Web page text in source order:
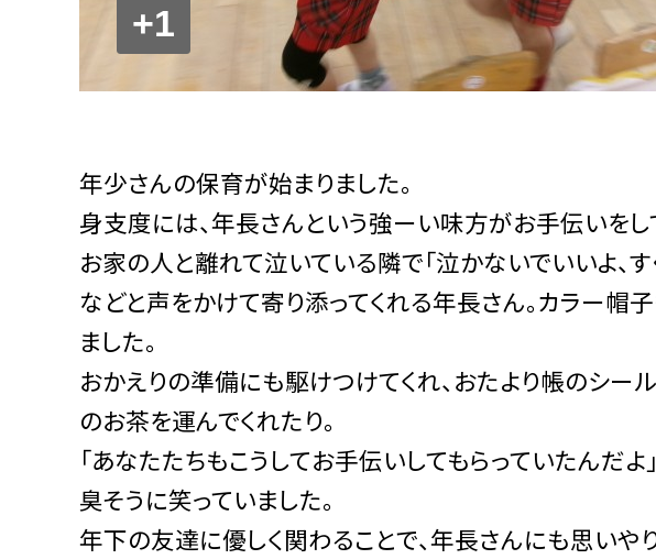
+1
年少さんの保育が始まりました。
身支度には、年長さんという強ーい味方がお手伝いをし
お家の人と離れて泣いている隣で「泣かないでいいよ、す
などと声をかけて寄り添ってくれる年長さん。カラー帽
ました。
おかえりの準備にも駆けつけてくれ、おたより帳のシー
のお茶を運んでくれたり。
「あなたたちもこうしてお手伝いしてもらっていたんだよ
臭そうに笑っていました。
年下の友達に優しく関わることで、年長さんにも思い